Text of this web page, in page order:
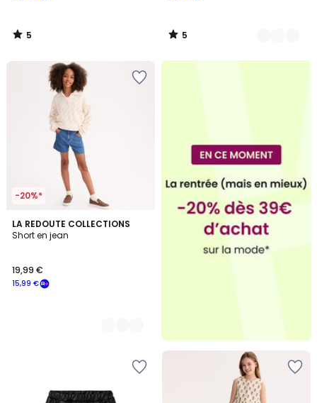
5
/
5
/
-20%*
LA REDOUTE COLLECTIONS
Short en jean
15,99 €
19,99 €
2
Couleurs